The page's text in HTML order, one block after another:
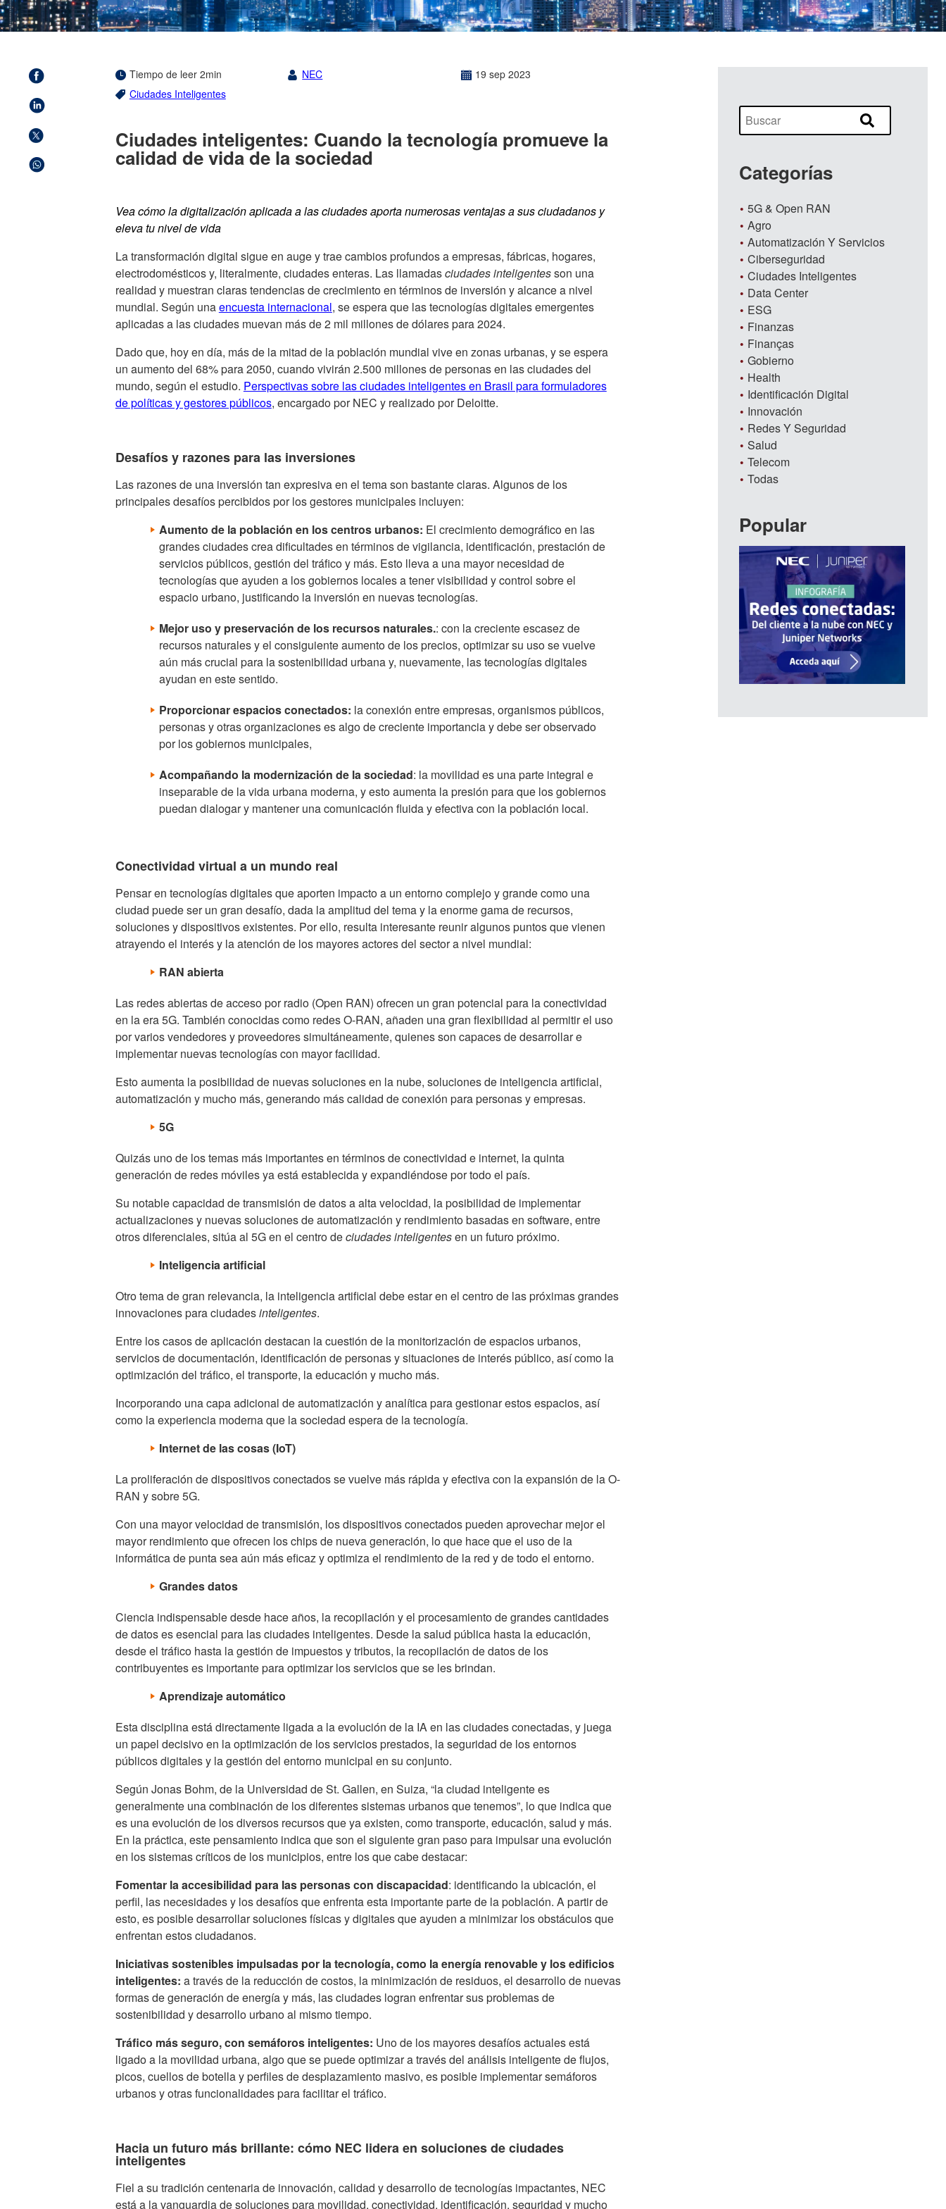
Tiempo de leer 2min NEC 19 sep 2023
Ciudades Inteligentes
Ciudades inteligentes: Cuando la tecnología promueve la
calidad de vida de la sociedad
Vea cómo la digitalización aplicada a las ciudades aporta numerosas ventajas a sus ciudadanos y
eleva tu nivel de vida
La transformación digital sigue en auge y trae cambios profundos a empresas, fábricas, hogares,
electrodomésticos y, literalmente, ciudades enteras. Las llamadasciudades inteligentesson una
realidad y muestran claras tendencias de crecimiento en términos de inversión y alcance a nivel
mundial. Según unaencuesta internacional, se espera que las tecnologías digitales emergentes
aplicadas a las ciudades muevan más de 2 mil millones de dólares para 2024.
Dado que, hoy en día, más de la mitad de la población mundial vive en zonas urbanas, y se espera
un aumento del 68% para 2050, cuando vivirán 2.500 millones de personas en las ciudades del
mundo, según el estudio. Perspectivas sobre las ciudades inteligentes en Brasil para formuladores
de políticas y gestores públicos, encargado por NEC y realizado por Deloitte.
Desafíos y razones para las inversiones
Las razones de una inversión tan expresiva en el tema son bastante claras. Algunos de los
principales desafíos percibidos por los gestores municipales incluyen:
Aumento de la población en los centros urbanos: El crecimiento demográfico en las
grandes ciudades crea dificultades en términos de vigilancia, identificación, prestación de
servicios públicos, gestión del tráfico y más. Esto lleva a una mayor necesidad de
tecnologías que ayuden a los gobiernos locales a tener visibilidad y control sobre el
espacio urbano, justificando la inversión en nuevas tecnologías.
Mejor uso y preservación de los recursos naturales.: con la creciente escasez de
recursos naturales y el consiguiente aumento de los precios, optimizar su uso se vuelve
aún más crucial para la sostenibilidad urbana y, nuevamente, las tecnologías digitales
ayudan en este sentido.
Proporcionar espacios conectados: la conexión entre empresas, organismos públicos,
personas y otras organizaciones es algo de creciente importancia y debe ser observado
por los gobiernos municipales,
Acompañando la modernización de la sociedad: la movilidad es una parte integral e
inseparable de la vida urbana moderna, y esto aumenta la presión para que los gobiernos
puedan dialogar y mantener una comunicación fluida y efectiva con la población local.
Conectividad virtual a un mundo real
Pensar en tecnologías digitales que aporten impacto a un entorno complejo y grande como una
ciudad puede ser un gran desafío, dada la amplitud del tema y la enorme gama de recursos,
soluciones y dispositivos existentes. Por ello, resulta interesante reunir algunos puntos que vienen
atrayendo el interés y la atención de los mayores actores del sector a nivel mundial:
RAN abierta
Las redes abiertas de acceso por radio (Open RAN) ofrecen un gran potencial para la conectividad
en la era 5G. También conocidas como redes O-RAN, añaden una gran flexibilidad al permitir el uso
por varios vendedores y proveedores simultáneamente, quienes son capaces de desarrollar e
implementar nuevas tecnologías con mayor facilidad.
Esto aumenta la posibilidad de nuevas soluciones en la nube, soluciones de inteligencia artificial,
automatización y mucho más, generando más calidad de conexión para personas y empresas.
5G
Quizás uno de los temas más importantes en términos de conectividad e internet, la quinta
generación de redes móviles ya está establecida y expandiéndose por todo el país.
Su notable capacidad de transmisión de datos a alta velocidad, la posibilidad de implementar
actualizaciones y nuevas soluciones de automatización y rendimiento basadas en software, entre
otros diferenciales, sitúa al 5G en el centro deciudades inteligentesen un futuro próximo.
Inteligencia artificial
Otro tema de gran relevancia, la inteligencia artificial debe estar en el centro de las próximas grandes
innovaciones para ciudadesinteligentes.
Entre los casos de aplicación destacan la cuestión de la monitorización de espacios urbanos,
servicios de documentación, identificación de personas y situaciones de interés público, así como la
optimización del tráfico, el transporte, la educación y mucho más.
Incorporando una capa adicional de automatización y analítica para gestionar estos espacios, así
como la experiencia moderna que la sociedad espera de la tecnología.
Internet de las cosas (IoT)
La proliferación de dispositivos conectados se vuelve más rápida y efectiva con la expansión de la O-
RAN y sobre 5G.
Con una mayor velocidad de transmisión, los dispositivos conectados pueden aprovechar mejor el
mayor rendimiento que ofrecen los chips de nueva generación, lo que hace que el uso de la
informática de punta sea aún más eficaz y optimiza el rendimiento de la red y de todo el entorno.
Grandes datos
Ciencia indispensable desde hace años, la recopilación y el procesamiento de grandes cantidades
de datos es esencial para las ciudades inteligentes. Desde la salud pública hasta la educación,
desde el tráfico hasta la gestión de impuestos y tributos, la recopilación de datos de los
contribuyentes es importante para optimizar los servicios que se les brindan.
Aprendizaje automático
Esta disciplina está directamente ligada a la evolución de la IA en las ciudades conectadas, y juega
un papel decisivo en la optimización de los servicios prestados, la seguridad de los entornos
públicos digitales y la gestión del entorno municipal en su conjunto.
Según Jonas Bohm, de la Universidad de St. Gallen, en Suiza, “la ciudad inteligente es
generalmente una combinación de los diferentes sistemas urbanos que tenemos”, lo que indica que
es una evolución de los diversos recursos que ya existen, como transporte, educación, salud y más.
En la práctica, este pensamiento indica que son el siguiente gran paso para impulsar una evolución
en los sistemas críticos de los municipios, entre los que cabe destacar:
Fomentar la accesibilidad para las personas con discapacidad: identificando la ubicación, el
perfil, las necesidades y los desafíos que enfrenta esta importante parte de la población. A partir de
esto, es posible desarrollar soluciones físicas y digitales que ayuden a minimizar los obstáculos que
enfrentan estos ciudadanos.
Iniciativas sostenibles impulsadas por la tecnología, como la energía renovable y los edificios
inteligentes: a través de la reducción de costos, la minimización de residuos, el desarrollo de nuevas
formas de generación de energía y más, las ciudades logran enfrentar sus problemas de
sostenibilidad y desarrollo urbano al mismo tiempo.
Tráfico más seguro, con semáforos inteligentes: Uno de los mayores desafíos actuales está
ligado a la movilidad urbana, algo que se puede optimizar a través del análisis inteligente de flujos,
picos, cuellos de botella y perfiles de desplazamiento masivo, es posible implementar semáforos
urbanos y otras funcionalidades para facilitar el tráfico.
Hacia un futuro más brillante: cómo NEC lidera en soluciones de ciudades
inteligentes
Fiel a su tradición centenaria de innovación, calidad y desarrollo de tecnologías impactantes, NEC
está a la vanguardia de soluciones para movilidad, conectividad, identificación, seguridad y mucho
Categorías
5G & Open RAN
Agro
Automatización Y Servicios
Ciberseguridad
Ciudades Inteligentes
Data Center
ESG
Finanzas
Finanças
Gobierno
Health
Identificación Digital
Innovación
Redes Y Seguridad
Salud
Telecom
Todas
Popular